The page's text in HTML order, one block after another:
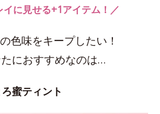
イに見せる+1アイテム！／
色味をキープしたい！
におすすめなのは…
ろ蜜ティント